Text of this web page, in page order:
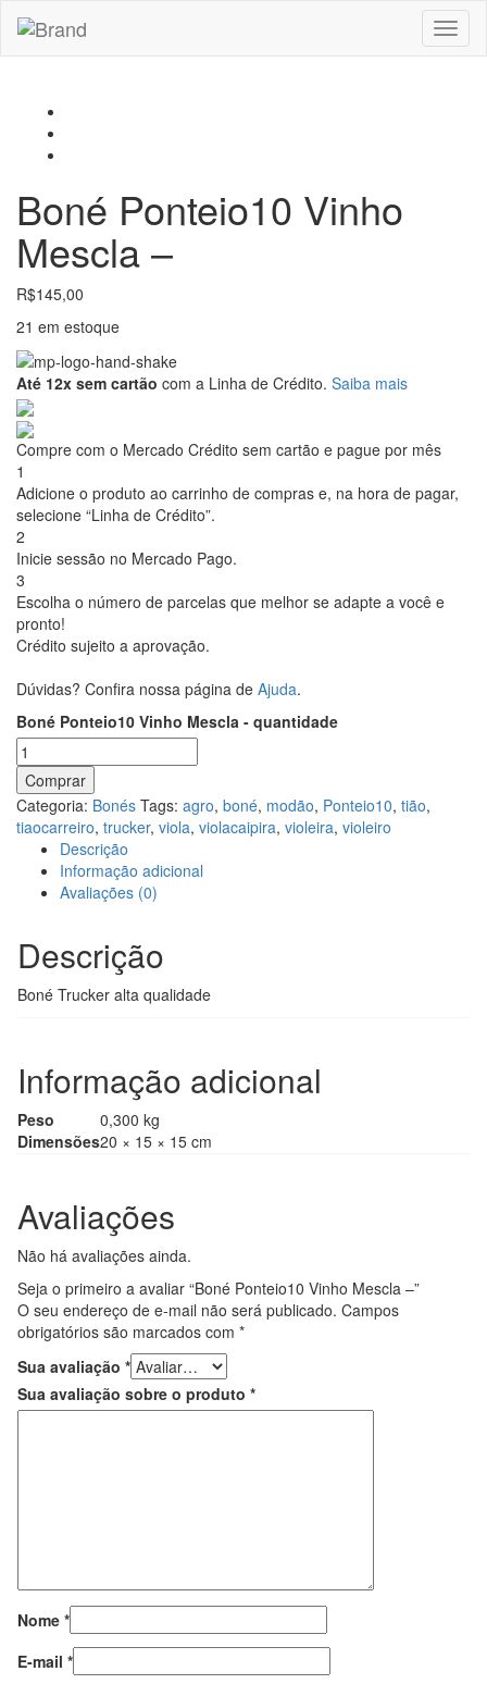
Boné Ponteio10 Vinho
Mescla –
R$145,00
21 em estoque
Até 12x sem cartão com a Linha de Crédito. Saiba mais
Compre com o Mercado Crédito sem cartão e pague por mês
1
Adicione o produto ao carrinho de compras e, na hora de pagar,
selecione “Linha de Crédito”.
2
Inicie sessão no Mercado Pago.
3
Escolha o número de parcelas que melhor se adapte a você e
pronto!
Crédito sujeito a aprovação.
Dúvidas? Confira nossa página de Ajuda.
Boné Ponteio10 Vinho Mescla - quantidade
Comprar
Categoria: Bonés Tags: agro, boné, modão, Ponteio10, tião,
tiaocarreiro, trucker, viola, violacaipira, violeira, violeiro
Descrição
Informação adicional
Avaliações (0)
Descrição
Boné Trucker alta qualidade
Informação adicional
Peso
0,300 kg
Dimensões20 × 15 × 15 cm
Avaliações
Não há avaliações ainda.
Seja o primeiro a avaliar “Boné Ponteio10 Vinho Mescla –”
O seu endereço de e-mail não será publicado. Campos
obrigatórios são marcados com *
Sua avaliação *
Sua avaliação sobre o produto *
Nome *
E-mail *